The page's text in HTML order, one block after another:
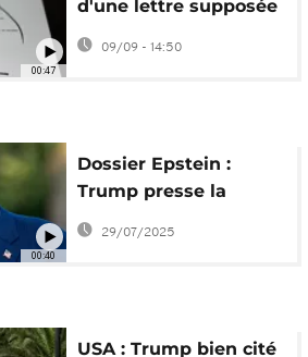
00:47
d'une lettre supposée
écrite par Trump à
Epstein
09/09 - 14:50
00:40
Dossier Epstein :
Trump presse la
justice pour une
déposition de
29/07/2025
USA : Trump bien cité